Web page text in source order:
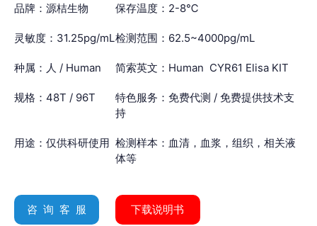
品牌：源桔生物 保存温度：2-8℃
灵敏度：31.25pg/mL检测范围：62.5~4000pg/mL
种属：人 / Human 简索英文：Human CYR61 Elisa KIT
规格：48T / 96T
特色服务：免费代测 / 免费提供技术支
持
用途：仅供科研使用 检测样本：血清，血浆，组织，相关液
体等
咨 询 客 服 下载说明书